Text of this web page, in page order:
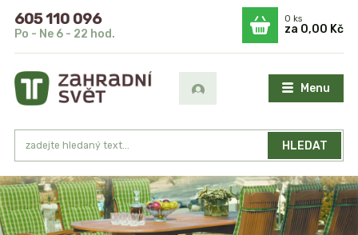
Menu
HLEDAT
605 110 096
Po - Ne 6 - 22 hod.
0ks
za 0,00 Kč